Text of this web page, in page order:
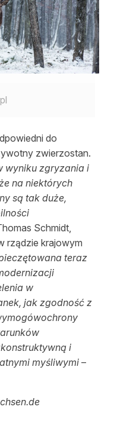
do
zwierzostan.
wyniku zgryzania i
na niektórych
są tak duże,
Schmidt,
rządzie krajowym
teraz
w
jak zgodność z
i
myśliwymi–